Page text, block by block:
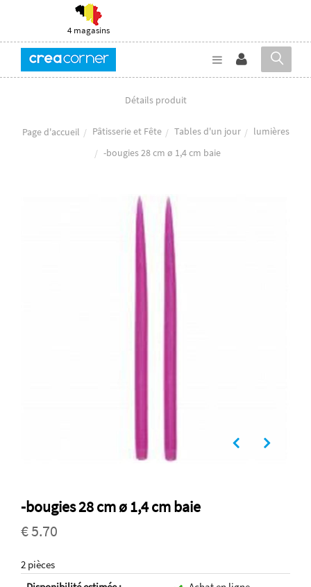
4 magasins
Détails produit
Page d'accueil Pâtisserie et Fête Tables d'un jour
lumières
-bougies 28 cm ø 1,4 cm baie
-bougies 28 cm ø 1,4 cm baie
€ 5.70
2 pièces